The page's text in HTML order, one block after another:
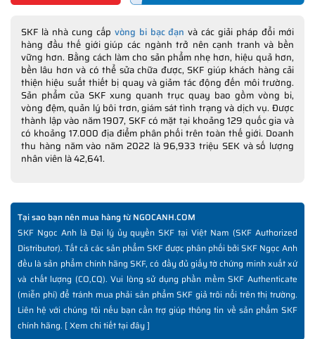
SKF là nhà cung cấp vòng bi bạc đạn và các giải pháp đổi mới
hàng đầu thế giới giúp các ngành trở nên cạnh tranh và bền
vững hơn. Bằng cách làm cho sản phẩm nhẹ hơn, hiệu quả hơn,
bền lâu hơn và có thể sửa chữa được, SKF giúp khách hàng cải
thiện hiệu suất thiết bị quay và giảm tác động đến môi trường.
Sản phẩm của SKF xung quanh trục quay bao gồm vòng bi,
vòng đệm, quản lý bôi trơn, giám sát tình trạng và dịch vụ. Được
thành lập vào năm 1907, SKF có mặt tại khoảng 129 quốc gia và
có khoảng 17.000 địa điểm phân phối trên toàn thế giới. Doanh
thu hàng năm vào năm 2022 là 96,933 triệu SEK và số lượng
nhân viên là 42,641.
Tại sao bạn nên mua hàng từ NGOCANH.COM
SKF Ngọc Anh là Đại lý ủy quyền SKF tại Việt Nam (SKF Authorized
Distributor). Tất cả các sản phẩm SKF được phân phối bởi SKF Ngọc Anh
đều là sản phẩm chính hãng SKF, có đầy đủ giấy tờ chứng minh xuất xứ
và chất lượng (CO,CQ). Vui lòng sử dụng phần mềm SKF Authenticate
(miễn phí) để tránh mua phải sản phẩm SKF giả trôi nổi trên thị trường.
Liên hệ với chúng tôi nếu bạn cần trợ giúp thông tin về sản phẩm SKF
chính hãng. [Xem chi tiết tại đây]